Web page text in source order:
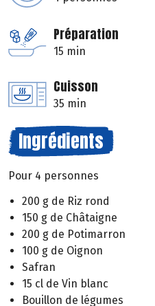
Préparation
15 min
Cuisson
35 min
Ingrédients
Pour 4 personnes
200 g de Riz rond
150 g de Châtaigne
200 g de Potimarron
100 g de Oignon
Safran
15 cl de Vin blanc
Bouillon de légumes